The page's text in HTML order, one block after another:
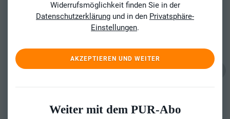
Widerrufsmöglichkeit finden Sie in der
Datenschutzerklärung und in den Privatsphäre-
Einstellungen.
AKZEPTIEREN UND WEITER
Weiter mit dem PUR-Abo